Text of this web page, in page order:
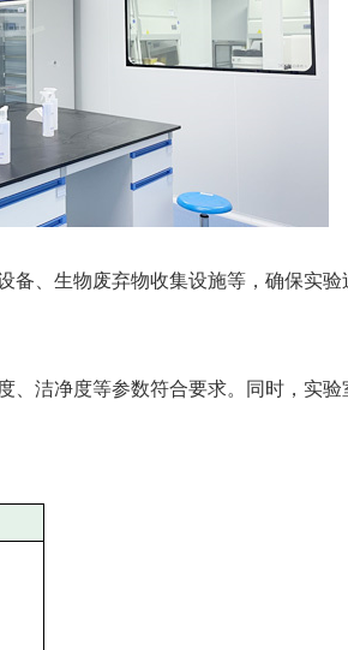
备、生物废弃物收集设施等，确保实验
、洁净度等参数符合要求。同时，实验